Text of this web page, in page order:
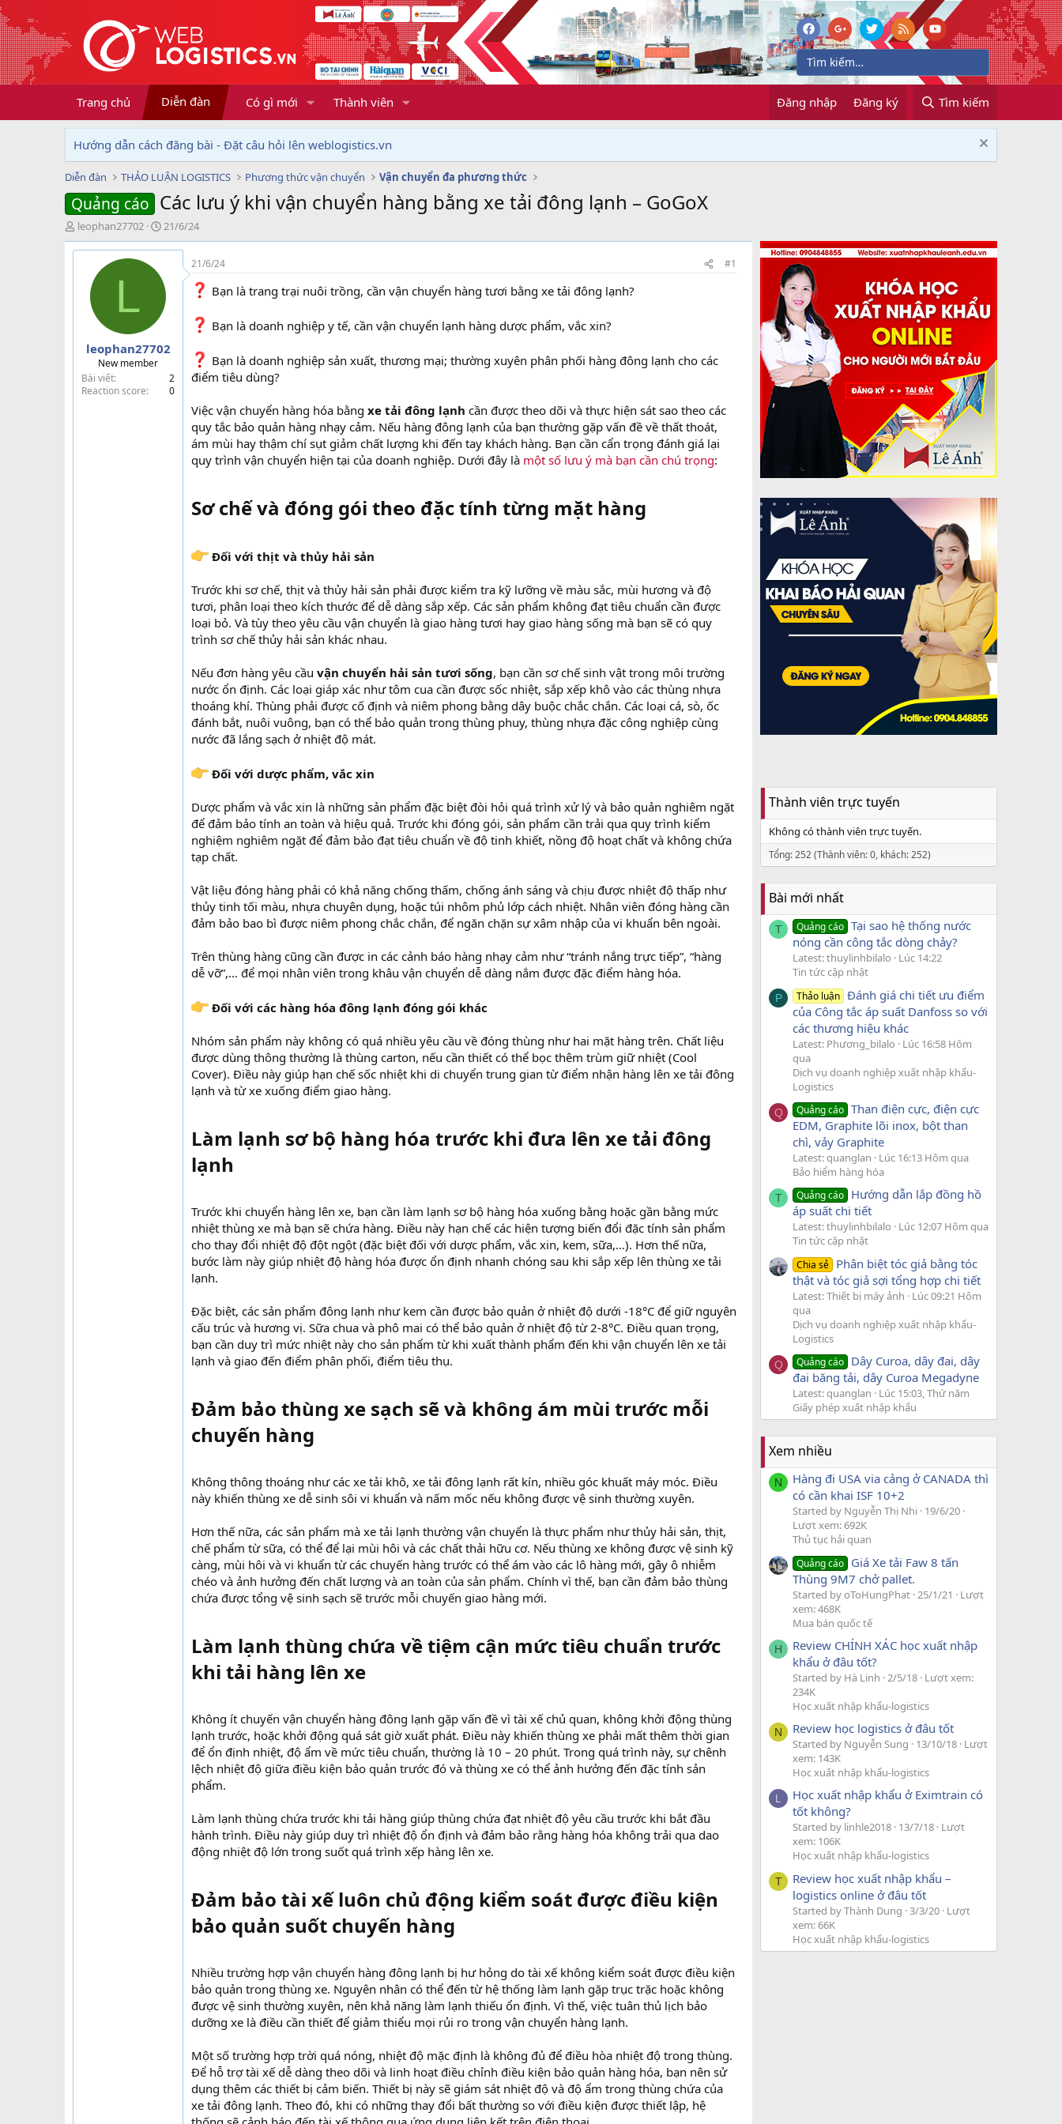
Trang chủ Diễn đàn Có gì mới Thành viên Đăng nhập Đăng ký Tìm kiếm
Hướng dẫn cách đăng bài - Đặt câu hỏi lên weblogistics.vn
Diễn đàn THẢO LUẬN LOGISTICS Phương thức vận chuyển Vận chuyển đa phương thức
Quảng cáo Các lưu ý khi vận chuyển hàng bằng xe tải đông lạnh – GoGoX
T
h
r
leophan27702
N
g
à
g
ử
i
21/6/24
L
leophan27702
New member
Bài viết
2
Reaction score
0
21/6/24 #1
Bạn là trang trại nuôi trồng, cần vận chuyển hàng tươi bằng xe tải đông lạnh?
Bạn là doanh nghiệp y tế, cần vận chuyển lạnh hàng dược phẩm, vắc xin?
Bạn là doanh nghiệp sản xuất, thương mại; thường xuyên phân phối hàng đông lạnh cho các
điểm tiêu dùng?
Việc vận chuyển hàng hóa bằng xe tải đông lạnh cần được theo dõi và thực hiện sát sao theo các
quy tắc bảo quản hàng nhạy cảm. Nếu hàng đông lạnh của bạn thường gặp vấn đề về thất thoát,
ám mùi hay thậm chí sụt giảm chất lượng khi đến tay khách hàng. Bạn cần cẩn trọng đánh giá lại
quy trình vận chuyển hiện tại của doanh nghiệp. Dưới đây là một số lưu ý mà bạn cần chú trọng:
Sơ chế và đóng gói theo đặc tính từng mặt hàng​
Đối với thịt và thủy hải sản
Trước khi sơ chế, thịt và thủy hải sản phải được kiểm tra kỹ lưỡng về màu sắc, mùi hương và độ
tươi, phân loại theo kích thước để dễ dàng sắp xếp. Các sản phẩm không đạt tiêu chuẩn cần được
loại bỏ. Và tùy theo yêu cầu vận chuyển là giao hàng tươi hay giao hàng sống mà bạn sẽ có quy
trình sơ chế thủy hải sản khác nhau.
Nếu đơn hàng yêu cầu vận chuyển hải sản tươi sống, bạn cần sơ chế sinh vật trong môi trường
nước ổn định. Các loại giáp xác như tôm cua cần được sốc nhiệt, sắp xếp khô vào các thùng nhựa
thoáng khí. Thùng phải được cố định và niêm phong bằng dây buộc chắc chắn. Các loại cá, sò, ốc
đánh bắt, nuôi vuông, bạn có thể bảo quản trong thùng phuy, thùng nhựa đặc công nghiệp cùng
nước đã lắng sạch ở nhiệt độ mát.
Đối với dược phẩm, vắc xin
Dược phẩm và vắc xin là những sản phẩm đặc biệt đòi hỏi quá trình xử lý và bảo quản nghiêm ngặt
để đảm bảo tính an toàn và hiệu quả. Trước khi đóng gói, sản phẩm cần trải qua quy trình kiểm
nghiệm nghiêm ngặt để đảm bảo đạt tiêu chuẩn về độ tinh khiết, nồng độ hoạt chất và không chứa
tạp chất.
Vật liệu đóng hàng phải có khả năng chống thấm, chống ánh sáng và chịu được nhiệt độ thấp như
thủy tinh tối màu, nhựa chuyên dụng, hoặc túi nhôm phủ lớp cách nhiệt. Nhân viên đóng hàng cần
đảm bảo bao bì được niêm phong chắc chắn, để ngăn chặn sự xâm nhập của vi khuẩn bên ngoài.
Trên thùng hàng cũng cần được in các cảnh báo hàng nhạy cảm như “tránh nắng trực tiếp”, “hàng
dễ vỡ”,… để mọi nhân viên trong khâu vận chuyển dễ dàng nắm được đặc điểm hàng hóa.
Đối với các hàng hóa đông lạnh đóng gói khác
Nhóm sản phẩm này không có quá nhiều yêu cầu về đóng thùng như hai mặt hàng trên. Chất liệu
được dùng thông thường là thùng carton, nếu cần thiết có thể bọc thêm trùm giữ nhiệt (Cool
Cover). Điều này giúp hạn chế sốc nhiệt khi di chuyển trung gian từ điểm nhận hàng lên xe tải đông
lạnh và từ xe xuống điểm giao hàng.
Làm lạnh sơ bộ hàng hóa trước khi đưa lên xe tải đông
lạnh​
Trước khi chuyển hàng lên xe, bạn cần làm lạnh sơ bộ hàng hóa xuống bằng hoặc gần bằng mức
nhiệt thùng xe mà bạn sẽ chứa hàng. Điều này hạn chế các hiện tượng biến đổi đặc tính sản phẩm
cho thay đổi nhiệt độ đột ngột (đặc biệt đối với dược phẩm, vắc xin, kem, sữa,…). Hơn thế nữa,
bước làm này giúp nhiệt độ hàng hóa được ổn định nhanh chóng sau khi sắp xếp lên thùng xe tải
lạnh.
Đặc biệt, các sản phẩm đông lạnh như kem cần được bảo quản ở nhiệt độ dưới -18°C để giữ nguyên
cấu trúc và hương vị. Sữa chua và phô mai có thể bảo quản ở nhiệt độ từ 2-8°C. Điều quan trọng,
bạn cần duy trì mức nhiệt này cho sản phẩm từ khi xuất thành phẩm đến khi vận chuyển lên xe tải
lạnh và giao đến điểm phân phối, điểm tiêu thụ.
Đảm bảo thùng xe sạch sẽ và không ám mùi trước mỗi
chuyến hàng​
Không thông thoáng như các xe tải khô, xe tải đông lạnh rất kín, nhiều góc khuất máy móc. Điều
này khiến thùng xe dễ sinh sôi vi khuẩn và nấm mốc nếu không được vệ sinh thường xuyên.
Hơn thế nữa, các sản phẩm mà xe tải lạnh thường vận chuyển là thực phẩm như thủy hải sản, thịt,
chế phẩm từ sữa, có thể để lại mùi hôi và các chất thải hữu cơ. Nếu thùng xe không được vệ sinh kỹ
càng, mùi hôi và vi khuẩn từ các chuyến hàng trước có thể ám vào các lô hàng mới, gây ô nhiễm
chéo và ảnh hưởng đến chất lượng và an toàn của sản phẩm. Chính vì thế, bạn cần đảm bảo thùng
chứa được tổng vệ sinh sạch sẽ trước mỗi chuyến giao hàng mới.
Làm lạnh thùng chứa về tiệm cận mức tiêu chuẩn trước
khi tải hàng lên xe​
Không ít chuyến vận chuyển hàng đông lạnh gặp vấn đề vì tài xế chủ quan, không khởi động thùng
lạnh trước, hoặc khởi động quá sát giờ xuất phát. Điều này khiến thùng xe phải mất thêm thời gian
để ổn định nhiệt, độ ẩm về mức tiêu chuẩn, thường là 10 – 20 phút. Trong quá trình này, sự chênh
lệch nhiệt độ giữa điều kiện bảo quản trước đó và thùng xe có thể ảnh hưởng đến đặc tính sản
phẩm.
Làm lạnh thùng chứa trước khi tải hàng giúp thùng chứa đạt nhiệt độ yêu cầu trước khi bắt đầu
hành trình. Điều này giúp duy trì nhiệt độ ổn định và đảm bảo rằng hàng hóa không trải qua dao
động nhiệt độ lớn trong suốt quá trình xếp hàng lên xe.
Đảm bảo tài xế luôn chủ động kiểm soát được điều kiện
bảo quản suốt chuyến hàng​
Nhiều trường hợp vận chuyển hàng đông lạnh bị hư hỏng do tài xế không kiểm soát được điều kiện
bảo quản trong thùng xe. Nguyên nhân có thể đến từ hệ thống làm lạnh gặp trục trặc hoặc không
được vệ sinh thường xuyên, nên khả năng làm lạnh thiếu ổn định. Vì thế, việc tuân thủ lịch bảo
dưỡng xe là điều cần thiết để giảm thiểu mọi rủi ro trong vận chuyển hàng lạnh.
Một số trường hợp trời quá nóng, nhiệt độ mặc định là không đủ để điều hòa nhiệt độ trong thùng.
Để hỗ trợ tài xế dễ dàng theo dõi và linh hoạt điều chỉnh điều kiện bảo quản hàng hóa, bạn nên sử
dụng thêm các thiết bị cảm biến. Thiết bị này sẽ giám sát nhiệt độ và độ ẩm trong thùng chứa của
xe tải đông lạnh. Theo đó, khi có những thay đổi bất thường so với điều kiện được thiết lập, hệ
Thành viên trực tuyến
Không có thành viên trực tuyến.
Tổng: 252 (Thành viên: 0, khách: 252)
Bài mới nhất
T Quảng cáo Tại sao hệ thống nước
nóng cần công tắc dòng chảy?
Latest: thuylinhbilalo
Lúc 14:22
Tin tức cập nhật
P Thảo luận Đánh giá chi tiết ưu điểm
của Công tắc áp suất Danfoss so với
các thương hiệu khác
Latest: Phương_bilalo
Lúc 16:58 Hôm
qua
Dịch vụ doanh nghiệp xuất nhập khẩu-
Logistics
Q Quảng cáo Than điện cực, điện cực
EDM, Graphite lõi inox, bột than
chì, vảy Graphite
Latest: quanglan
Lúc 16:13 Hôm qua
Bảo hiểm hàng hóa
T Quảng cáo Hướng dẫn lắp đồng hồ
áp suất chi tiết
Latest: thuylinhbilalo
Lúc 12:07 Hôm qua
Tin tức cập nhật
Chia sẻ Phân biệt tóc giả bằng tóc
thật và tóc giả sợi tổng hợp chi tiết
Latest: Thiết bị máy ảnh
Lúc 09:21 Hôm
qua
Dịch vụ doanh nghiệp xuất nhập khẩu-
Logistics
Q Quảng cáo Dây Curoa, dây đai, dây
đai băng tải, dây Curoa Megadyne
Latest: quanglan
Lúc 15:03, Thứ năm
Giấy phép xuất nhập khẩu
Xem nhiều
N
Hàng đi USA via cảng ở CANADA thì
có cần khai ISF 10+2
Started by Nguyễn Thị Nhi 19/6/20
Lượt xem: 692K
Thủ tục hải quan
Quảng cáo Giá Xe tải Faw 8 tấn
Thùng 9M7 chở pallet.
Started by oToHungPhat 25/1/21
Lượt
xem: 468K
Mua bán quốc tế
H
Review CHÍNH XÁC học xuất nhập
khẩu ở đâu tốt?
Started by Hà Linh 2/5/18 Lượt xem:
234K
Học xuất nhập khẩu-logistics
N Review học logistics ở đâu tốt
Started by Nguyễn Sung 13/10/18 Lượt
xem: 143K
Học xuất nhập khẩu-logistics
L
Học xuất nhập khẩu ở Eximtrain có
tốt không?
Started by linhle2018 13/7/18 Lượt
xem: 106K
Học xuất nhập khẩu-logistics
T
Review học xuất nhập khẩu –
logistics online ở đâu tốt
Started by Thành Dung 3/3/20 Lượt
xem: 66K
Học xuất nhập khẩu-logistics